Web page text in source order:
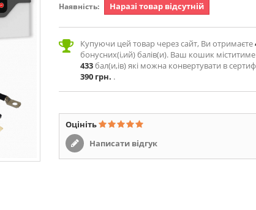
Наявність: Наразі товар відсутній
Купуючи цей товар через сайт, Ви отримаєте
бонусних(і,ий) балів(и). Ваш кошик міститиме
433бал(и,ів) які можна конвертувати в
390 грн. .
Оцініть
Написати відгук